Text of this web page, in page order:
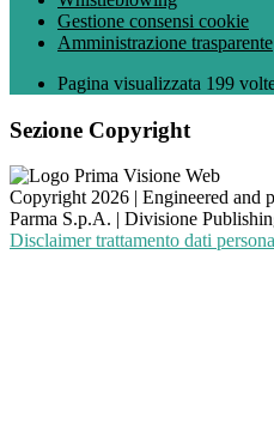
Gestione consensi cookie
Amministrazione trasparente
Pagina visualizzata 199
Sezione Copyright
Copyright 2026 | Engineered and
Parma S.p.A. | Divisione
Disclaimer trattamento dati